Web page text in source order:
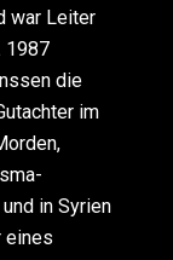
war Leiter
1987
die
im
in Syrien
eines